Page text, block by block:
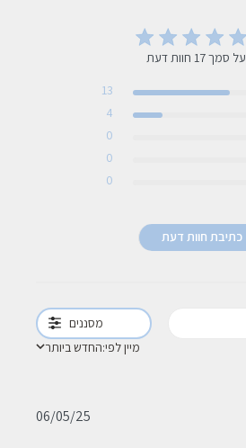
4.8 out of 5 stars 17 total reviews
על סמך 17 חוות דעת
13
4
0
0
0
כתיבת חוות דעת
מסננים
מיין לפי:החדש ביותר
Published
06/05/25